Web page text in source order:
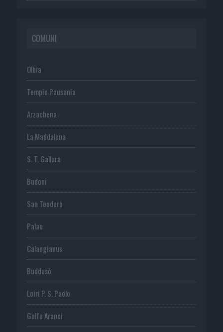
COMUNI
Olbia
Tempio Pausania
Arzachena
La Maddalena
S. T. Gallura
Budoni
San Teodoro
Palau
Calangianus
Buddusò
Loiri P. S. Paolo
Golfo Aranci